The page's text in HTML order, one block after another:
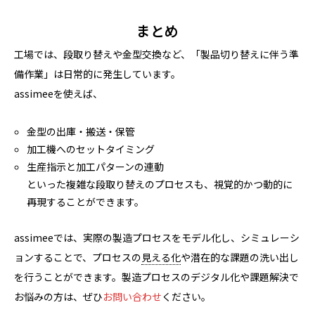
まとめ
工場では、段取り替えや金型交換など、「製品切り替えに伴う準
備作業」は日常的に発生しています。
assimeeを使えば、
金型の出庫・搬送・保管
加工機へのセットタイミング
生産指示と加工パターンの連動
といった複雑な段取り替えのプロセスも、視覚的かつ動的に
再現することができます。
assimeeでは、実際の製造プロセスをモデル化し、シミュレーシ
ョンすることで、プロセスの見える化や潜在的な課題の洗い出し
を行うことができます。製造プロセスのデジタル化や課題解決で
お悩みの方は、ぜひお問い合わせ ください。